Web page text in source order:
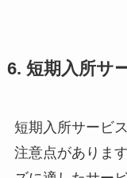
6. 短期入所サ
短期入所サービ
注意点がありま